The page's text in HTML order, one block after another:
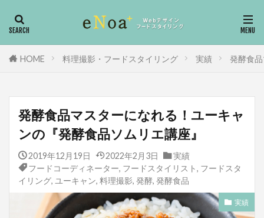
HOME 料理撮影・フードスタイリング 実績 発酵食
発酵食品マスターになれる！ユーキャ
ンの『発酵食品ソムリエ講座』
2019年12月19日 2022年2月3日
実績
フードコーディネーター, フードスタイリスト, フードスタ
イリング, ユーキャン, 料理撮影, 発酵, 発酵食品
実績
フードコーディネーター
フードスタイリスト
タグ
Adobe 下味調理
向いてる人
動画編集
冷蔵庫の収納
冷蔵庫
冷凍庫
働き方改革 依頼
会社経営
仕事内容
下味冷凍
富士ホーロー